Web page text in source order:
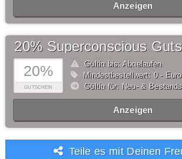
Anzeigen
20%
GUTSCHEIN
20% Superconscious
Gültig bis: Abgelaufen
Mindestbestellwert: 0,- Euro
Gültig für: Neu- &
Anzeigen
Teile es mit Deinen